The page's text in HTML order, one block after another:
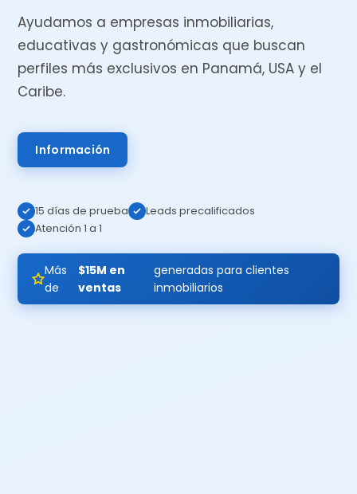
Ayudamos a empresas inmobiliarias,
educativas y gastronómicas que buscan
perfiles más exclusivos en Panamá, USA y el
Caribe.
Información
15 días de prueba
Leads precalificados
Atención 1 a 1
Más
de
$15M en
ventas
generadas para clientes
inmobiliarios